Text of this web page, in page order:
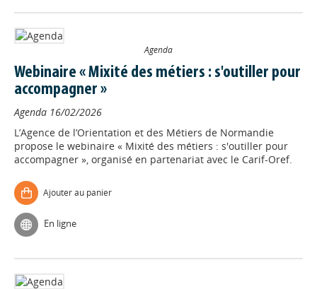
Agenda
Webinaire « Mixité des métiers : s'outiller pour
accompagner »
Agenda 16/02/2026
L’Agence de l’Orientation et des Métiers de Normandie
propose le webinaire « Mixité des métiers : s'outiller pour
accompagner », organisé en partenariat avec le Carif-Oref.
Ajouter au panier
En ligne